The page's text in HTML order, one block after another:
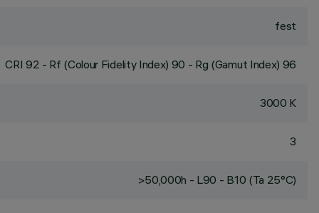
fest
CRI 92 - Rf (Colour Fidelity Index) 90 - Rg (Gamut Index) 96
3000 K
3
>50,000h - L90 - B10 (Ta 25°C)